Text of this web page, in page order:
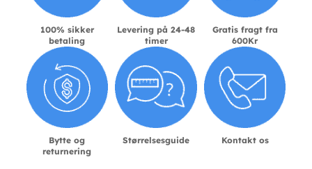
100% sikker
betaling
Levering på 24-48
timer
Gratis fragt fra
600Kr
Bytte og
returnering
Størrelsesguide Kontakt os